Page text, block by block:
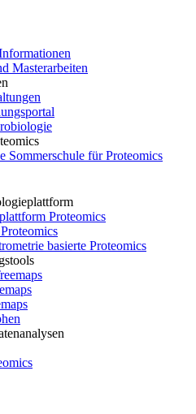
Masterarbeiten
Sommerschule für Proteomics
Proteomics
basierte Proteomics